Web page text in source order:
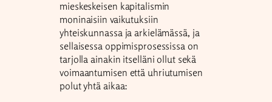
mieskeskeisen kapitalismin
moninaisiin vaikutuksiin
yhteiskunnassa ja arkielämässä, ja
sellaisessa oppimisprosessissa on
tarjolla ainakin itselläni ollut sekä
voimaantumisen että uhriutumisen
polut yhtä aikaa: